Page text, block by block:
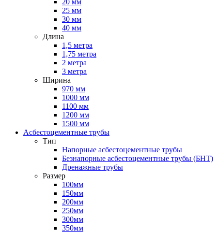
20 мм
25 мм
30 мм
40 мм
Длина
1,5 метра
1,75 метра
2 метра
3 метра
Ширина
970 мм
1000 мм
1100 мм
1200 мм
1500 мм
Асбестоцементные трубы
Тип
Напорные асбестоцементные трубы
Безнапорные асбестоцементные трубы (БНТ)
Дренажные трубы
Размер
100мм
150мм
200мм
250мм
300мм
350мм